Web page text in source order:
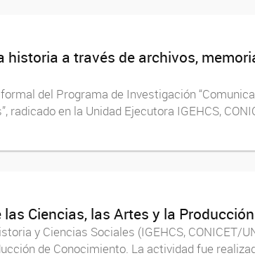
historia a través de archivos,
del Programa de Investigación
en la Unidad Ejecutora IGEHCS,
Ciencias, las Artes y la
y Ciencias Sociales (IGEHCS, CONICET/
de Conocimiento. La actividad fue